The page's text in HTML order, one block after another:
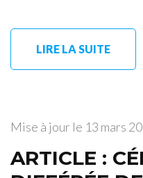
LIRE LA SUITE
Mise à jour le 13 mars
ARTICLE :